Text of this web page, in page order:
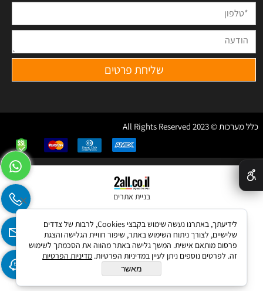
כלל מערכות © 2023 All Rights Reserved
בניית אתרים
לידיעתך, באתרנו נעשה שימוש בקבצי Cookies, לרבות של צדדים
שלישיים, לצורך ניתוח השימוש באתר, שיפור חוויית הגלישה והצגת
פרסום מותאם אישית. המשך גלישה באתר מהווה את הסכמתך לשימוש
זה. לפרטים נוספים ניתן לעיין במדיניות הפרטיות. מדיניות הפרטיות
מאשר